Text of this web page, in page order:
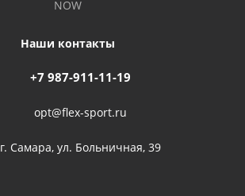
NOW
Наши контакты
+7 987-911-11-19
opt@flex-sport.ru
г. Самара, ул. Больничная, 39